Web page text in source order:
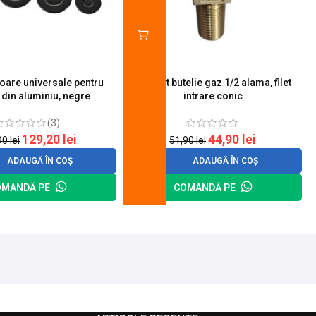
universale pentru
aluminiu, negre
(3)
lei 129,20 lei
ADAUGĂ ÎN COȘ
PE
Robinet butelie gaz 1/2 alama, filet
intrare conic
51,90lei44,90 lei
ADAUGĂ ÎN COȘ
COMANDĂ PE